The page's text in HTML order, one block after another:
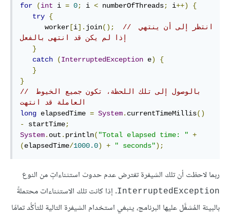
for
(int i = 0; i < numberOfThreads; i++)
{
try {
      worker
[i]. join();
// انتظر إلى أن ينتهي
إذا لم يكن قد انتهى بالفعل
}
catch
(InterruptedException e)
{
}
}
// بالوصول إلى تلك اللحظة، تكون جميع الخيوط
العاملة قد انتهت
long elapsedTime = System. currentTimeMillis()
- startTime;
System. out . println( "Total elapsed time: " +
(elapsedTime/1000.0) + " seconds");
ربما لاحظت أن تلك الشيفرة تفترض عدم حدوث استثناءاتٍ من النوع
InterruptedException. إذا كانت تلك الاستثناءات محتملةً
بالبيئة المُشغَّل عليها البرنامج، ينبغي استخدام الشيفرة التالية للتأكُّد تمامًا